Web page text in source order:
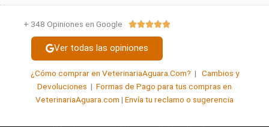
+ 348 Opiniones en Google Valorado
5
Ver todas las opiniones
¿Cómo comprar en VeterinariaAguara.Com? | Cambios y
Devoluciones | Formas de Pago para tus compras en
VeterinariaAguara.com | Envía tu reclamo o sugerencia